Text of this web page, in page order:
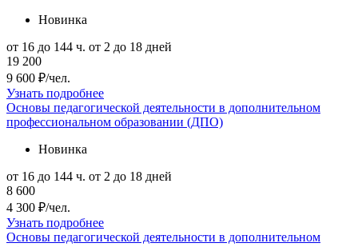
Новинка
от 16 до 144 ч. от 2 до 18 дней
19 200
9 600 ₽/чел.
Узнать подробнее
Основы педагогической деятельности в дополнительном
профессиональном образовании (ДПО)
Новинка
от 16 до 144 ч. от 2 до 18 дней
8 600
4 300 ₽/чел.
Узнать подробнее
Основы педагогической деятельности в дополнительном